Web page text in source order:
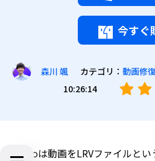
今すぐ
森川 颯 カテゴリ： 動画修復
10:26:14
GoProは動画をLRVファイルと